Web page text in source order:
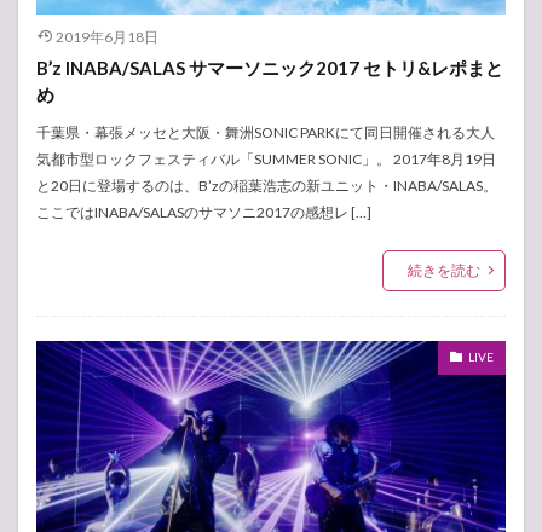
2019年6月18日
B’z INABA/SALAS サマーソニック2017 セトリ&レポまと
め
千葉県・幕張メッセと大阪・舞洲SONIC PARKにて同日開催される大人
気都市型ロックフェスティバル「SUMMER SONIC」。 2017年8月19日
と20日に登場するのは、B’zの稲葉浩志の新ユニット・INABA/SALAS。
ここではINABA/SALASのサマソニ2017の感想レ […]
続きを読む
LIVE